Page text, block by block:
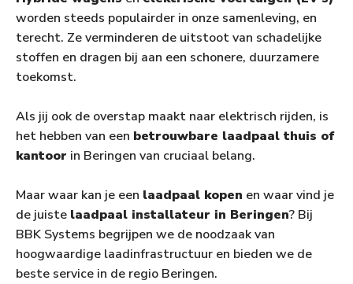
worden steeds populairder in onze samenleving, en
terecht. Ze verminderen de uitstoot van schadelijke
stoffen en dragen bij aan een schonere, duurzamere
toekomst.
Als jij ook de overstap maakt naar elektrisch rijden, is
het hebben van een betrouwbare laadpaal thuis of
kantoor in Beringen van cruciaal belang.
Maar waar kan je een laadpaal kopen en waar vind je
de juiste laadpaal installateur in Beringen? Bij
BBK Systems begrijpen we de noodzaak van
hoogwaardige laadinfrastructuur en bieden we de
beste service in de regio Beringen.